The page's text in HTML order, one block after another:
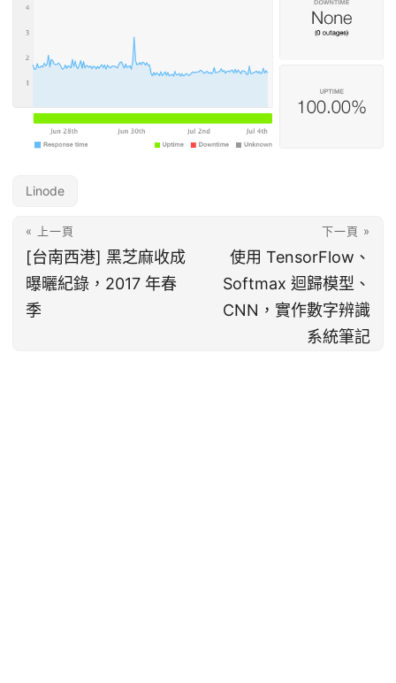
Linode
« 上一頁
[台南西港] 黑芝麻收成
曝曬紀錄，2017 年春
季
下一頁 »
使用 TensorFlow、
Softmax 迴歸模型、
CNN，實作數字辨識
系統筆記